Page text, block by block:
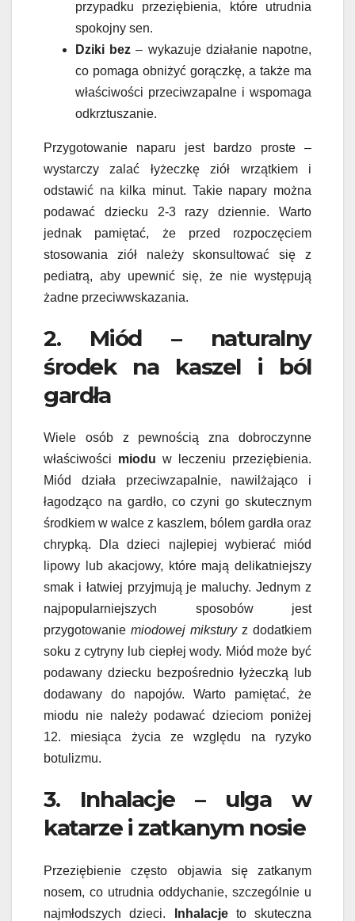
przypadku przeziębienia, które utrudnia
spokojny sen.
Dziki bez – wykazuje działanie napotne,
co pomaga obniżyć gorączkę, a także ma
właściwości przeciwzapalne i wspomaga
odkrztuszanie.
Przygotowanie naparu jest bardzo proste –
wystarczy zalać łyżeczkę ziół wrzątkiem i
odstawić na kilka minut. Takie napary można
podawać dziecku 2-3 razy dziennie. Warto
jednak pamiętać, że przed rozpoczęciem
stosowania ziół należy skonsultować się z
pediatrą, aby upewnić się, że nie występują
żadne przeciwwskazania.
2. Miód – naturalny
środek na kaszel i ból
gardła
Wiele osób z pewnością zna dobroczynne
właściwości miodu w leczeniu przeziębienia.
Miód działa przeciwzapalnie, nawilżająco i
łagodząco na gardło, co czyni go skutecznym
środkiem w walce z kaszlem, bólem gardła oraz
chrypką. Dla dzieci najlepiej wybierać miód
lipowy lub akacjowy, które mają delikatniejszy
smak i łatwiej przyjmują je maluchy. Jednym z
najpopularniejszych sposobów jest
przygotowanie miodowej miksturyz dodatkiem
soku z cytryny lub ciepłej wody. Miód może być
podawany dziecku bezpośrednio łyżeczką lub
dodawany do napojów. Warto pamiętać, że
miodu nie należy podawać dzieciom poniżej
12. miesiąca życia ze względu na ryzyko
botulizmu.
3. Inhalacje – ulga w
katarze i zatkanym nosie
Przeziębienie często objawia się zatkanym
nosem, co utrudnia oddychanie, szczególnie u
najmłodszych dzieci.
Inhalacjeto skuteczna